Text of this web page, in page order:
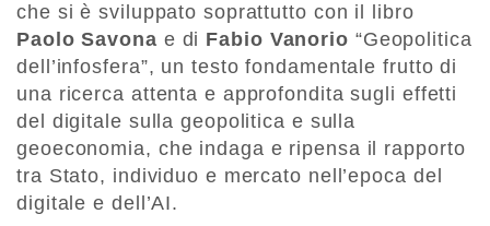
che si è sviluppato soprattutto con il libro
Paolo Savona e di Fabio Vanorio “Geopolitica
dell’infosfera”, un testo fondamentale frutto di
una ricerca attenta e approfondita sugli effetti
del digitale sulla geopolitica e sulla
geoeconomia, che indaga e ripensa il rapporto
tra Stato, individuo e mercato nell’epoca del
digitale e dell’AI.